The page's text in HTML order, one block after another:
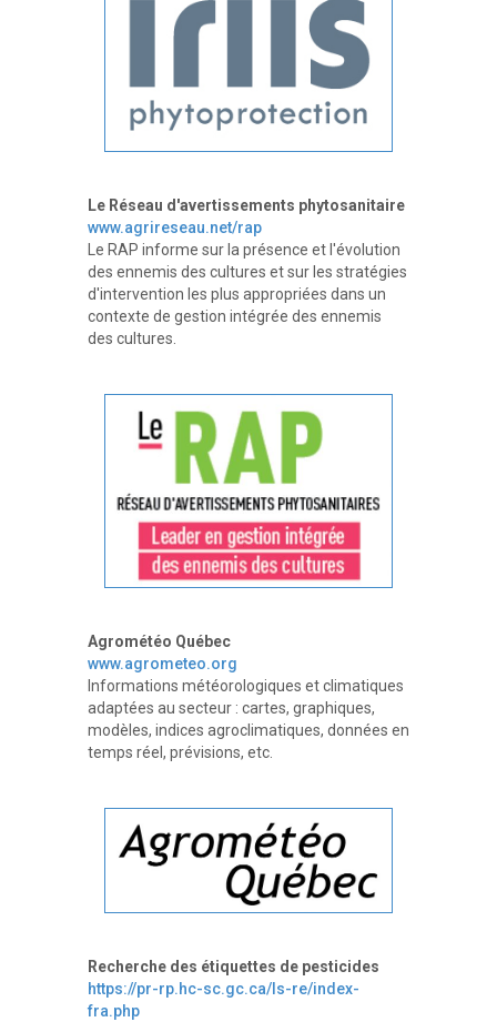
Le Réseau d'avertissements phytosanitaire
www.agrireseau.net/rap
Le RAP informe sur la présence et l'évolution
des ennemis des cultures et sur les stratégies
d'intervention les plus appropriées dans un
contexte de gestion intégrée des ennemis
des cultures.
Agrométéo Québec
www.agrometeo.org
Informations météorologiques et climatiques
adaptées au secteur : cartes, graphiques,
modèles, indices agroclimatiques, données en
temps réel, prévisions, etc.
Recherche des étiquettes de pesticides
https://pr-rp.hc-sc.gc.ca/ls-re/index-
fra.php